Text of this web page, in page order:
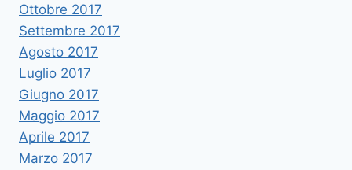
Ottobre 2017
Settembre 2017
Agosto 2017
Luglio 2017
Giugno 2017
Maggio 2017
Aprile 2017
Marzo 2017